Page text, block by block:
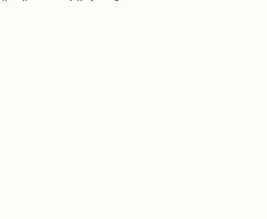
převzetí článků, je bez souhlasu